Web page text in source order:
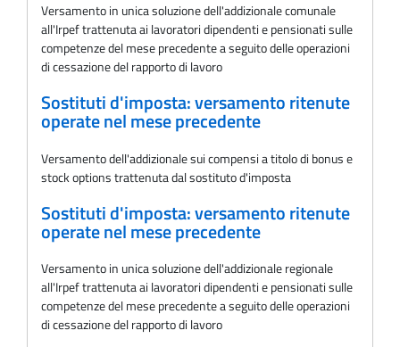
Versamento in unica soluzione dell'addizionale comunale
all'Irpef trattenuta ai lavoratori dipendenti e pensionati sulle
competenze del mese precedente a seguito delle operazioni
di cessazione del rapporto di lavoro
Sostituti d'imposta: versamento ritenute
operate nel mese precedente
Versamento dell'addizionale sui compensi a titolo di bonus e
stock options trattenuta dal sostituto d'imposta
Sostituti d'imposta: versamento ritenute
operate nel mese precedente
Versamento in unica soluzione dell'addizionale regionale
all'Irpef trattenuta ai lavoratori dipendenti e pensionati sulle
competenze del mese precedente a seguito delle operazioni
di cessazione del rapporto di lavoro